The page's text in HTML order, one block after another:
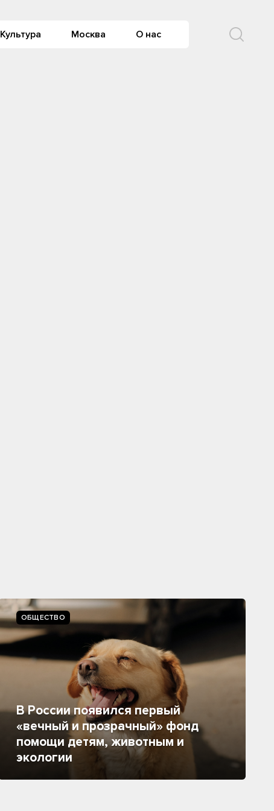
Культура Москва О нас
ОБЩЕСТВО
В России появился первый
«вечный и прозрачный» фонд
помощи детям, животным и
экологии